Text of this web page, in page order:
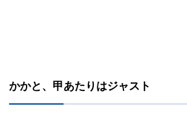
かかと、甲あたりはジャスト